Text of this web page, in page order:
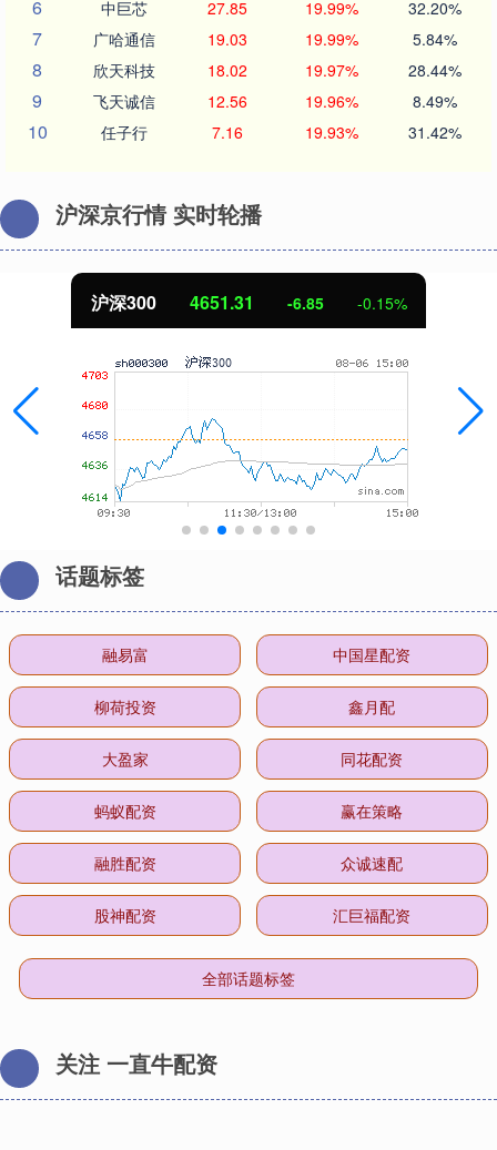
6 中巨芯 27.85 19.99% 32.20%
7 广哈通信 19.03 19.99% 5.84%
8 欣天科技 18.02 19.97% 28.44%
9 飞天诚信 12.56 19.96% 8.49%
10 任子行 7.16 19.93% 31.42%
沪深京行情 实时轮播
沪深300 4651.31 -6.85 -0.15%
话题标签
融易富 中国星配资
柳荷投资 鑫月配
大盈家 同花配资
蚂蚁配资 赢在策略
融胜配资 众诚速配
股神配资 汇巨福配资
全部话题标签
关注 一直牛配资